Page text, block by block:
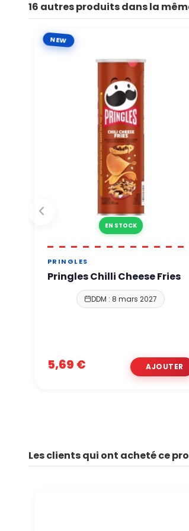
👉
Par
16 autres produits dans la
NEW
EN STOCK
PRINGLES
Pringles Chilli Cheese Fries
DDM : 8 mars 2027
5,69 €
Les clients qui ont acheté ce